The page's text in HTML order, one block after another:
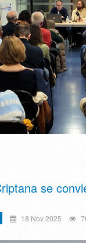
se
18 Nov 2025